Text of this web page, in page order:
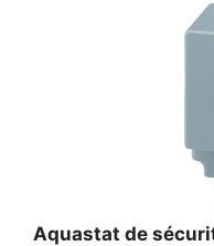
Aquastat de